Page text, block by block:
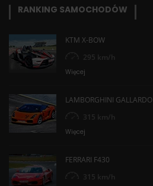
RANKING SAMOCHODÓW
KTM X-BOW
295 km/h
Więcej
LAMBORGHINI GALLARDO
315 km/h
Więcej
FERRARI F430
315 km/h